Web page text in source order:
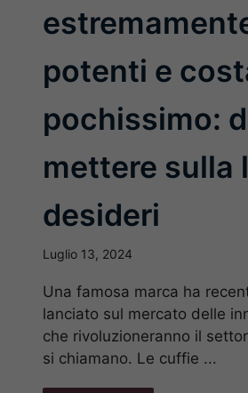
potenti e
pochissimo:
mettere sulla
desideri
Luglio 13, 2024
Una famosa marca ha
lanciato sul mercato delle
che rivoluzioneranno il
si chiamano. Le cuffie ...